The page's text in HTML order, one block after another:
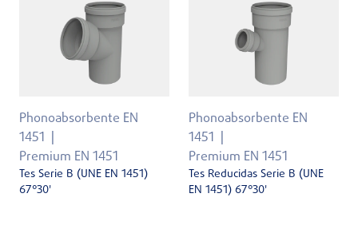
Phonoabsorbente EN
1451
Premium EN 1451
Tes Serie B (UNE EN 1451)
67°30'
Phonoabsorbente EN
1451
Premium EN 1451
Tes Reducidas Serie B (UNE
EN 1451) 67°30'